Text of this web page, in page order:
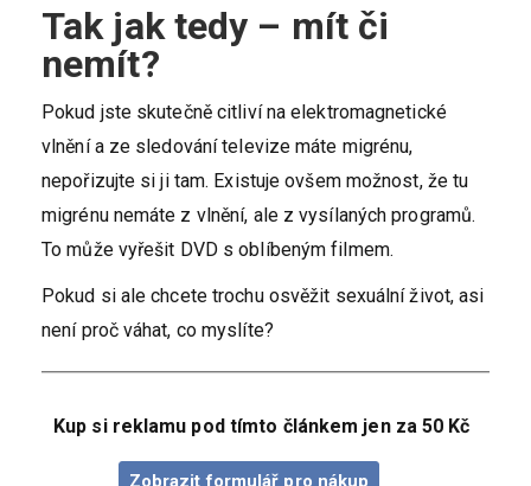
Tak jak tedy – mít či
nemít?
Pokud jste skutečně citliví na elektromagnetické
vlnění a ze sledování televize máte migrénu,
nepořizujte si ji tam. Existuje ovšem možnost, že tu
migrénu nemáte z vlnění, ale z vysílaných programů.
To může vyřešit DVD s oblíbeným filmem.
Pokud si ale chcete trochu osvěžit sexuální život, asi
není proč váhat, co myslíte?
Kup si reklamu pod tímto článkem jen za 50 Kč
Zobrazit formulář pro nákup